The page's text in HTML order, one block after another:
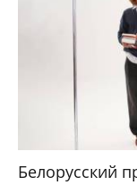
Белорусский